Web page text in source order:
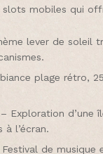
mobiles qui
lever de soleil
plage rétro,
Exploration d’une
à l’écran.
de musique